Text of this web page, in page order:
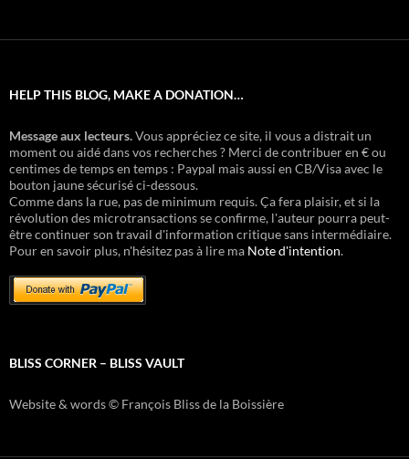
HELP THIS BLOG, MAKE A DONATION…
Message aux lecteurs.Vous appréciez ce site, il vous a distrait un
moment ou aidé dans vos recherches ? Merci de contribuer en € ou
centimes de temps en temps : Paypal mais aussi en CB/Visa avec le
bouton jaune sécurisé ci-dessous.
Comme dans la rue, pas de minimum requis. Ça fera plaisir, et si la
révolution des microtransactions se confirme, l'auteur pourra peut-
être continuer son travail d'information critique sans intermédiaire.
Pour en savoir plus, n'hésitez pas à lire ma Note d'intention.
BLISS CORNER – BLISS VAULT
Website & words © François Bliss de la Boissière